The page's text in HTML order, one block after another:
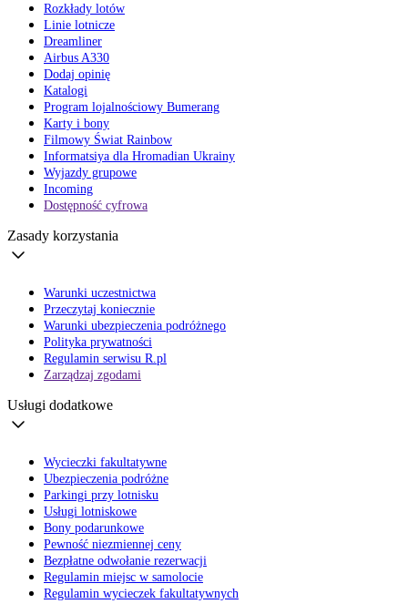
Rozkłady lotów
Linie lotnicze
Dreamliner
Airbus A330
Dodaj opinię
Katalogi
Program lojalnościowy Bumerang
Karty i bony
Filmowy Świat Rainbow
Informatsiya dla Hromadian Ukrainy
Wyjazdy grupowe
Incoming
Dostępność cyfrowa
Zasady korzystania
Warunki uczestnictwa
Przeczytaj koniecznie
Warunki ubezpieczenia podróżnego
Polityka prywatności
Regulamin serwisu R.pl
Zarządzaj zgodami
Usługi dodatkowe
Wycieczki fakultatywne
Ubezpieczenia podróżne
Parkingi przy lotnisku
Usługi lotniskowe
Bony podarunkowe
Pewność niezmiennej ceny
Bezpłatne odwołanie rezerwacji
Regulamin miejsc w samolocie
Regulamin wycieczek fakultatywnych